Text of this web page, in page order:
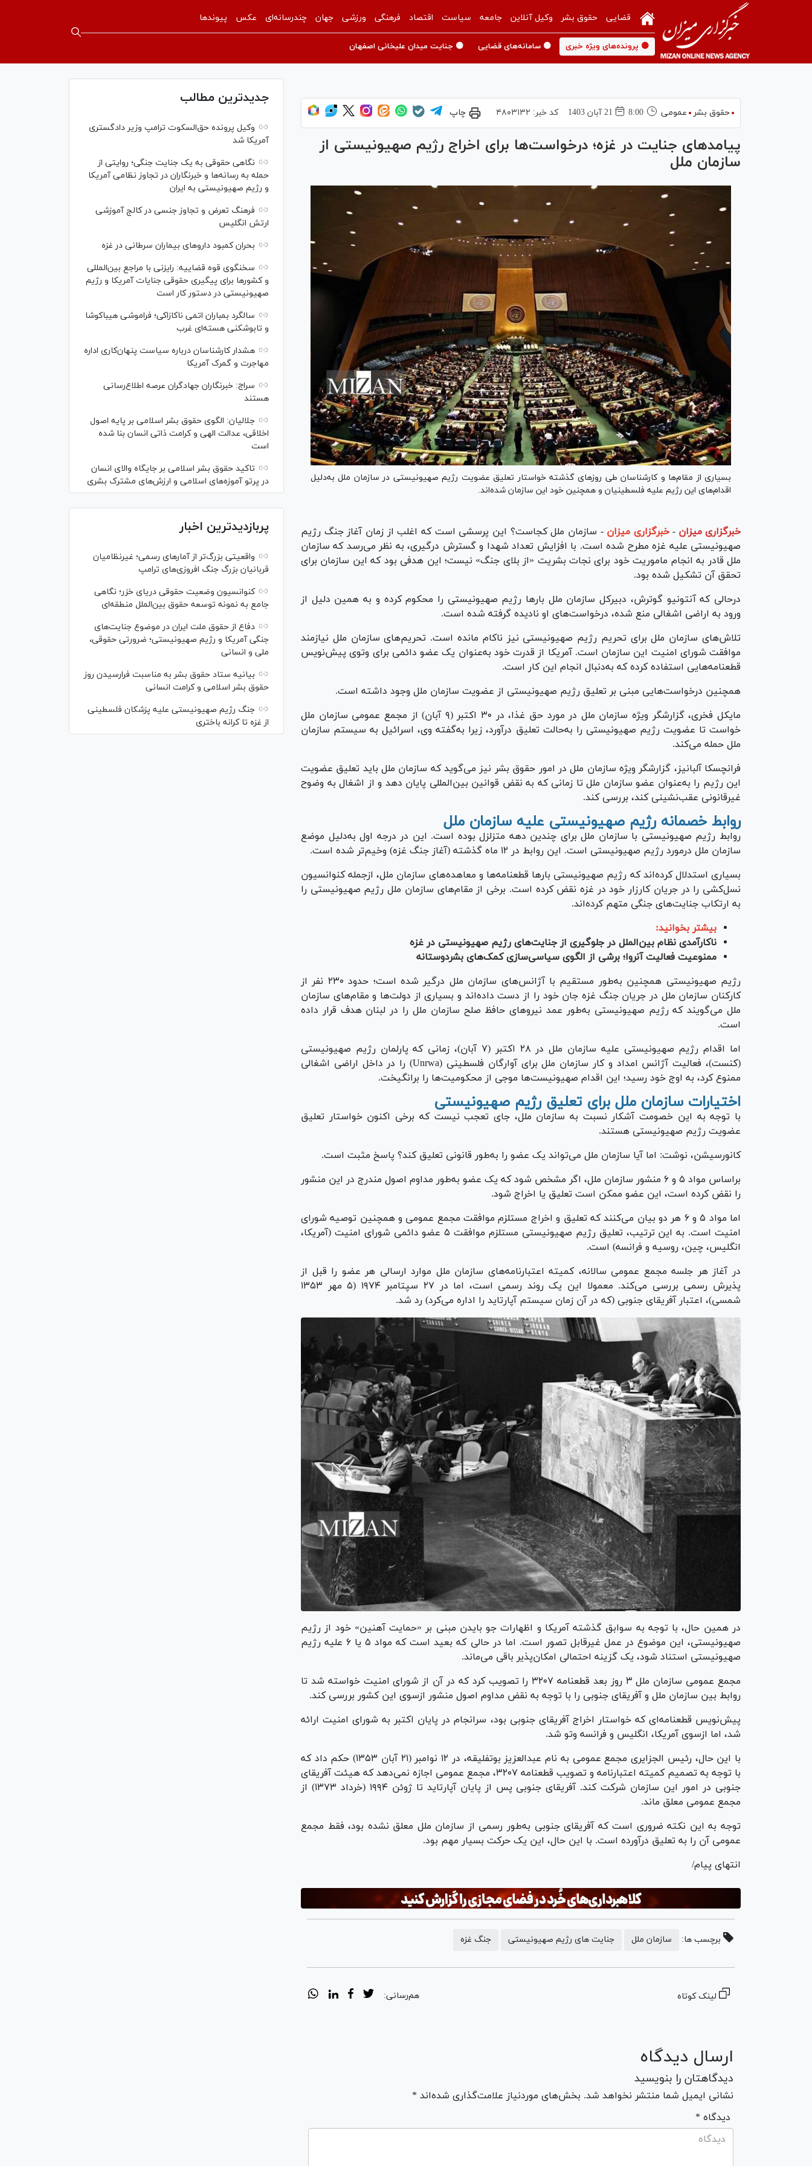
قضایی حقوق بشر وکیل آنلاین جامعه سیاست اقتصاد فرهنگی ورزشی جهان چندرسانه‌ای عکس پیوندها
🟡 پرونده‌های ویژه خبری 🟡 سامانه‌های قضایی 🟡 جنایت میدان علیخانی اصفهان
حقوق بشر عمومی 8:00 21 آبان 1403 کد خبر: ۴۸۰۳۱۳۲ چاپ
پیامدهای جنایت در غزه؛ درخواست‌ها برای اخراج رژیم صهیونیستی از
سازمان ملل
بسیاری از مقام‌ها و کارشناسان طی روز‌های گذشته خواستار تعلیق عضویت رژیم صهیونیستی در سازمان ملل به‌دلیل
اقدام‌های این رژیم علیه فلسطینیان و همچنین خود این سازمان شده‌اند.
خبرگزاری میزان - خبرگزاری میزان - سازمان ملل کجاست؟ این پرسشی است که اغلب از زمان آغاز جنگ رژیم
صهیونیستی علیه غزه مطرح شده است. با افزایش تعداد شهدا و گسترش درگیری، به نظر می‌رسد که سازمان
ملل قادر به انجام ماموریت خود برای نجات بشریت «از بلای جنگ» نیست؛ این هدفی بود که این سازمان برای
تحقق آن تشکیل شده بود.
درحالی که آنتونیو گوترش، دبیرکل سازمان ملل بار‌ها رژیم صهیونیستی را محکوم کرده و به همین دلیل از
ورود به اراضی اشغالی منع شده، درخواست‌های او نادیده گرفته شده است.
تلاش‌های سازمان ملل برای تحریم رژیم صهیونیستی نیز ناکام مانده است. تحریم‌های سازمان ملل نیازمند
موافقت شورای امنیت این سازمان است. آمریکا از قدرت خود به‌عنوان یک عضو دائمی برای وتوی پیش‌نویس
قطعنامه‌هایی استفاده کرده که به‌دنبال انجام این کار است.
همچنین درخواست‌هایی مبنی بر تعلیق رژیم صهیونیستی از عضویت سازمان ملل وجود داشته است.
مایکل فخری، گزارشگر ویژه سازمان ملل در مورد حق غذا، در ۳۰ اکتبر (۹ آبان) از مجمع عمومی سازمان ملل
خواست تا عضویت رژیم صهیونیستی را به‌حالت تعلیق درآورد، زیرا به‌گفته وی، اسرائیل به سیستم سازمان
ملل حمله می‌کند.
فرانچسکا آلبانیز، گزارشگر ویژه سازمان ملل در امور حقوق بشر نیز می‌گوید که سازمان ملل باید تعلیق عضویت
این رژیم را به‌عنوان عضو سازمان ملل تا زمانی که به نقض قوانین بین‌المللی پایان دهد و از اشغال به وضوح
غیرقانونی عقب‌نشینی کند، بررسی کند.
روابط خصمانه رژیم صهیونیستی علیه سازمان ملل
روابط رژیم صهیونیستی با سازمان ملل برای چندین دهه متزلزل بوده است. این در درجه اول به‌دلیل موضع
سازمان ملل درمورد رژیم صهیونیستی است. این روابط در ۱۲ ماه گذشته (آغاز جنگ غزه) وخیم‌تر شده است.
بسیاری استدلال کرده‌اند که رژیم صهیونیستی بار‌ها قطعنامه‌ها و معاهده‌های سازمان ملل، ازجمله کنوانسیون
نسل‌کشی را در جریان کارزار خود در غزه نقض کرده است. برخی از مقام‌های سازمان ملل رژیم صهیونیستی را
به ارتکاب جنایت‌های جنگی متهم کرده‌اند.
بیشتر بخوانید:
ناکارآمدی نظام بین‌الملل در جلوگیری از جنایت‌های رژیم صهیونیستی در غزه
ممنوعیت فعالیت آنروا؛ برشی از الگوی سیاسی‌سازی کمک‌های بشردوستانه
رژیم صهیونیستی همچنین به‌طور مستقیم با آژانس‌های سازمان ملل درگیر شده است؛ حدود ۲۳۰ نفر از
کارکنان سازمان ملل در جریان جنگ غزه جان خود را از دست داده‌اند و بسیاری از دولت‌ها و مقام‌های سازمان
ملل می‌گویند که رژیم صهیونیستی به‌طور عمد نیرو‌های حافظ صلح سازمان ملل را در لبنان هدف قرار داده
است.
اما اقدام رژیم صهیونیستی علیه سازمان ملل در ۲۸ اکتبر (۷ آبان)، زمانی که پارلمان رژیم صهیونیستی
(کنست)، فعالیت آژانس امداد و کار سازمان ملل برای آوارگان فلسطینی (Unrwa) را در داخل اراضی اشغالی
ممنوع کرد، به اوج خود رسید؛ این اقدام صهیونیست‌ها موجی از محکومیت‌ها را برانگیخت.
اختیارات سازمان ملل برای تعلیق رژیم صهیونیستی
با توجه به این خصومت آشکار نسبت به سازمان ملل، جای تعجب نیست که برخی اکنون خواستار تعلیق
عضویت رژیم صهیونیستی هستند.
کانورسیشن، نوشت: اما آیا سازمان ملل می‌تواند یک عضو را به‌طور قانونی تعلیق کند؟ پاسخ مثبت است.
براساس مواد ۵ و ۶ منشور سازمان ملل، اگر مشخص شود که یک عضو به‌طور مداوم اصول مندرج در این منشور
را نقض کرده است، این عضو ممکن است تعلیق یا اخراج شود.
اما مواد ۵ و ۶ هر دو بیان می‌کنند که تعلیق و اخراج مستلزم موافقت مجمع عمومی و همچنین توصیه شورای
امنیت است. به این ترتیب، تعلیق رژیم صهیونیستی مستلزم موافقت ۵ عضو دائمی شورای امنیت (آمریکا،
انگلیس، چین، روسیه و فرانسه) است.
در آغاز هر جلسه مجمع عمومی سالانه، کمیته اعتبارنامه‌های سازمان ملل موارد ارسالی هر عضو را قبل از
پذیرش رسمی بررسی می‌کند. معمولا این یک روند رسمی است، اما در ۲۷ سپتامبر ۱۹۷۴ (۵ مهر ۱۳۵۳
شمسی)، اعتبار آفریقای جنوبی (که در آن زمان سیستم آپارتاید را اداره می‌کرد) رد شد.
در همین حال، با توجه به سوابق گذشته آمریکا و اظهارات جو بایدن مبنی بر «حمایت آهنین» خود از رژیم
صهیونیستی، این موضوع در عمل غیرقابل تصور است. اما در حالی که بعید است که مواد ۵ یا ۶ علیه رژیم
صهیونیستی استناد شود، یک گزینه احتمالی امکان‌پذیر باقی می‌ماند.
مجمع عمومی سازمان ملل ۳ روز بعد قطعنامه ۳۲۰۷ را تصویب کرد که در آن از شورای امنیت خواسته شد تا
روابط بین سازمان ملل و آفریقای جنوبی را با توجه به نقض مداوم اصول منشور ازسوی این کشور بررسی کند.
پیش‌نویس قطعنامه‌ای که خواستار اخراج آفریقای جنوبی بود، سرانجام در پایان اکتبر به شورای امنیت ارائه
شد، اما ازسوی آمریکا، انگلیس و فرانسه وتو شد.
با این حال، رئیس الجزایری مجمع عمومی به نام عبدالعزیز بوتفلیقه، در ۱۲ نوامبر (۲۱ آبان ۱۳۵۳) حکم داد که
با توجه به تصمیم کمیته اعتبارنامه و تصویب قطعنامه ۳۲۰۷، مجمع عمومی اجازه نمی‌دهد که هیئت آفریقای
جنوبی در امور این سازمان شرکت کند. آفریقای جنوبی پس از پایان آپارتاید تا ژوئن ۱۹۹۴ (خرداد ۱۳۷۳) از
مجمع عمومی معلق ماند.
توجه به این نکته ضروری است که آفریقای جنوبی به‌طور رسمی از سازمان ملل معلق نشده بود، فقط مجمع
عمومی آن را به تعلیق درآورده است. با این حال، این یک حرکت بسیار مهم بود.
انتهای پیام/
برچسب ها: سازمان ملل جنایت های رژیم صهیونیستی جنگ غزه
لینک کوتاه هم‌رسانی:
ارسال دیدگاه
دیدگاهتان را بنویسید
نشانی ایمیل شما منتشر نخواهد شد. بخش‌های موردنیاز علامت‌گذاری شده‌اند *
* دیدگاه
جدیدترین مطالب
وکیل پرونده حق‌السکوت ترامپ وزیر دادگستری
آمریکا شد
نگاهی حقوقی به یک جنایت جنگی؛ روایتی از
حمله به رسانه‌ها و خبرنگاران در تجاوز نظامی آمریکا
و رژیم صهیونیستی به ایران
فرهنگ تعرض و تجاوز جنسی در کالج آموزشی
ارتش انگلیس
بحران کمبود دارو‌های بیماران سرطانی در غزه
سخنگوی قوه قضاییه: رایزنی‌ با مراجع بین‌المللی
و کشور‌ها برای پیگیری حقوقی جنایات آمریکا و رژیم
صهیونیستی در دستور کار است
سالگرد بمباران اتمی ناکازاکی؛ فراموشی هیباکوشا
و تابوشکنی هسته‌ای غرب
هشدار کارشناسان درباره سیاست پنهان‌کاری اداره
مهاجرت و گمرک آمریکا
سراج: خبرنگاران جهادگران عرصه اطلاع‌رسانی
هستند
جلالیان: الگوی حقوق بشر اسلامی بر پایه اصول
اخلاقی، عدالت الهی و کرامت ذاتی انسان بنا شده
است
تاکید حقوق بشر اسلامی بر جایگاه والای انسان
در پرتو آموزه‌های اسلامی و ارزش‌های مشترک بشری
پربازدیدترین اخبار
واقعیتی بزرگ‌تر از آمار‌های رسمی؛ غیرنظامیان
قربانیان بزرگ جنگ افروزی‌های ترامپ
کنوانسیون وضعیت حقوقی دریای خزر؛ نگاهی
جامع به نمونه توسعه حقوق بین‌الملل منطقه‌ای
دفاع از حقوق ملت ایران در موضوع جنایت‌های
جنگی آمریکا و رژیم صهیونیستی؛ ضرورتی حقوقی،
ملی و انسانی
بیانیه ستاد حقوق بشر به مناسبت فرارسیدن روز
حقوق بشر اسلامی و کرامت انسانی
جنگ رژیم صهیونیستی علیه پزشکان فلسطینی
از غزه تا کرانه باختری